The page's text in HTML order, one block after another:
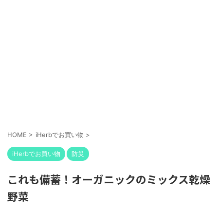
HOME > iHerbでお買い物 >
iHerbでお買い物 防災
これも備蓄！オーガニックのミックス乾燥
野菜